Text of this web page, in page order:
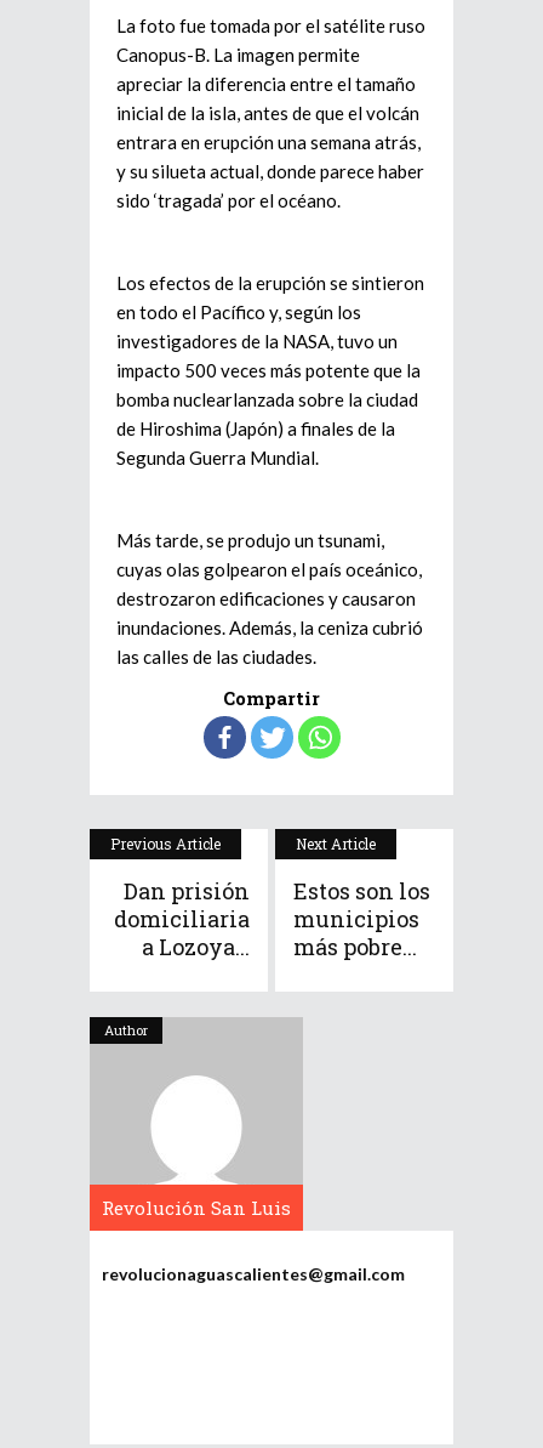
La foto fue tomada por el satélite ruso
Canopus-B. La imagen permite
apreciar la diferencia entre el tamaño
inicial de la isla, antes de que el volcán
entrara en erupción una semana atrás,
y su silueta actual, donde parece haber
sido ‘tragada’ por el océano.
Los efectos de la erupción se sintieron
en todo el Pacífico y, según los
investigadores de la NASA, tuvo un
impacto 500 veces más potente que la
bomba nuclearlanzada sobre la ciudad
de Hiroshima (Japón) a finales de la
Segunda Guerra Mundial.
Más tarde, se produjo un tsunami,
cuyas olas golpearon el país oceánico,
destrozaron edificaciones y causaron
inundaciones. Además, la ceniza cubrió
las calles de las ciudades.
Compartir
Previous Article
Dan prisión
domiciliaria
a Lozoya...
Next Article
Estos son los
municipios
más pobre...
Author
Revolución San Luis
revolucionaguascalientes@gmail.com